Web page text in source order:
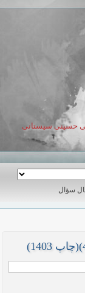
حسینی سیستانی
سؤال